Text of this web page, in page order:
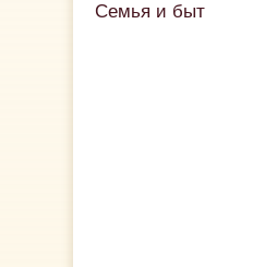
Семья и быт